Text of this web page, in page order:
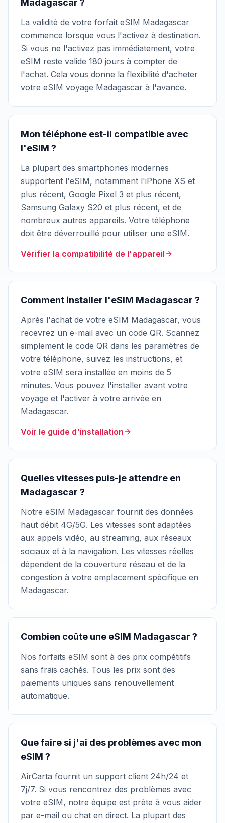
Madagascar ?
La validité de votre forfait eSIM Madagascar
commence lorsque vous l'activez à destination.
Si vous ne l'activez pas immédiatement, votre
eSIM reste valide 180 jours à compter de
l'achat. Cela vous donne la flexibilité d'acheter
votre eSIM voyage Madagascar à l'avance.
Mon téléphone est-il compatible avec
l'eSIM ?
La plupart des smartphones modernes
supportent l'eSIM, notamment l'iPhone XS et
plus récent, Google Pixel 3 et plus récent,
Samsung Galaxy S20 et plus récent, et de
nombreux autres appareils. Votre téléphone
doit être déverrouillé pour utiliser une eSIM.
Vérifier la compatibilité de l'appareil
Comment installer l'eSIM Madagascar ?
Après l'achat de votre eSIM Madagascar, vous
recevrez un e-mail avec un code QR. Scannez
simplement le code QR dans les paramètres de
votre téléphone, suivez les instructions, et
votre eSIM sera installée en moins de 5
minutes. Vous pouvez l'installer avant votre
voyage et l'activer à votre arrivée en
Madagascar.
Voir le guide d'installation
Quelles vitesses puis-je attendre en
Madagascar ?
Notre eSIM Madagascar fournit des données
haut débit 4G/5G. Les vitesses sont adaptées
aux appels vidéo, au streaming, aux réseaux
sociaux et à la navigation. Les vitesses réelles
dépendent de la couverture réseau et de la
congestion à votre emplacement spécifique en
Madagascar.
Combien coûte une eSIM Madagascar ?
Nos forfaits eSIM sont à des prix compétitifs
sans frais cachés. Tous les prix sont des
paiements uniques sans renouvellement
automatique.
Que faire si j'ai des problèmes avec mon
eSIM ?
AirCarta fournit un support client 24h/24 et
7j/7. Si vous rencontrez des problèmes avec
votre eSIM, notre équipe est prête à vous aider
par e-mail ou chat en direct. La plupart des